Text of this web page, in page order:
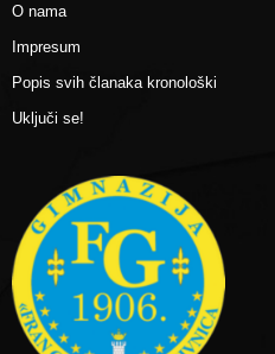
O nama
Impresum
Popis svih članaka kronološki
Uključi se!